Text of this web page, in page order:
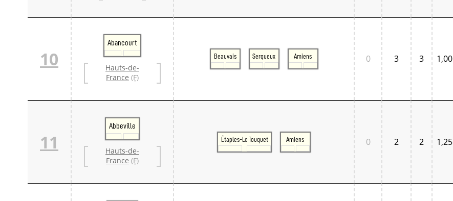
10
Abancourt
Hauts-de-
France (F)
Beauvais Serqueux Amiens 0 3 3 1,00
11
Abbeville
Hauts-de-
France (F)
Étaples-Le Touquet Amiens 0 2 2 1,25